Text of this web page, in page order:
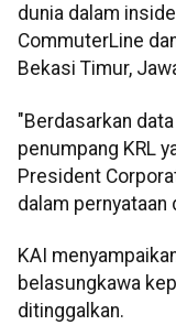
dunia dalam
CommuterLine
Bekasi Timur,
"Berdasarkan
penumpang KRL
President
dalam pernyataan
KAI
belasungkawa
ditinggalkan.